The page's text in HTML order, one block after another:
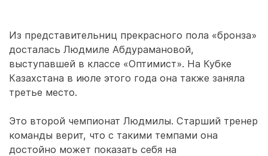
Из представительниц прекрасного пола «бронза»
досталась Людмиле Абдурамановой,
выступавшей в классе «Оптимист». На Кубке
Казахстана в июле этого года она также заняла
третье место.
Это второй чемпионат Людмилы. Старший тренер
команды верит, что с такими темпами она
достойно может показать себя на